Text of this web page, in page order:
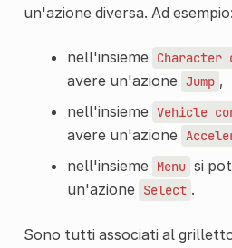
un'azione diversa. Ad esempio:
nell'insieme Character
avere un'azione Jump ,
nell'insieme Vehicle
avere un'azione
nell'insieme Menu si
un'azione Select .
Sono tutti associati al